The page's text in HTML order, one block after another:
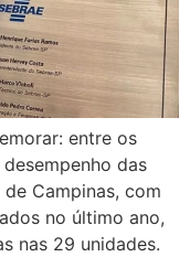
entre os
das
Campinas, com
no último ano,
nas 29 unidades.